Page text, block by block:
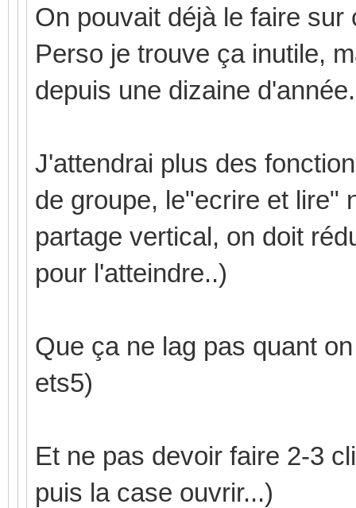
On pouvait déjà le faire
Perso je trouve ça inutile,
depuis une dizaine
J'attendrai plus des
de groupe, le"ecrire et
partage vertical, on doit
pour l'atteindre..)
Que ça ne lag pas quant
ets5)
Et ne pas devoir faire 2-3
puis la case ouvrir...)